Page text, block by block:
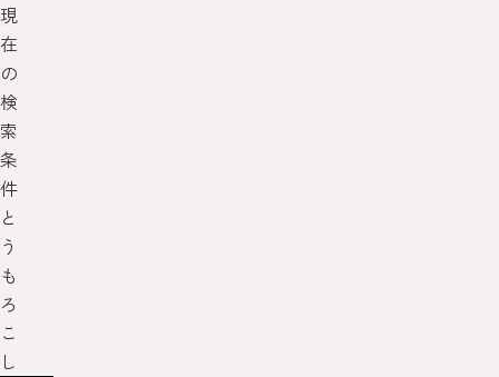
現
在
の
検
索
条
件
と
う
も
ろ
こ
し